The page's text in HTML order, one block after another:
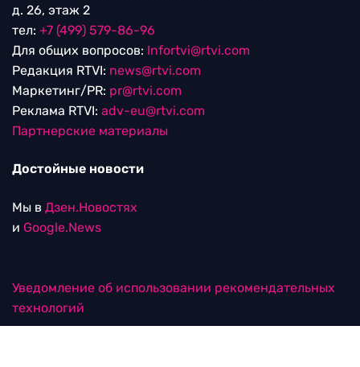
д. 26, этаж 2
тел: +7 (499) 579-86-96
Для общих вопросов: Infortvi@rtvi.com
Редакция RTVI: news@rtvi.com
Маркетинг/PR: pr@rtvi.com
Реклама RTVI: adv-eu@rtvi.com
Партнерские материалы
Достойные новости
Мы в Дзен.Новостях
и Google.News
Уведомление об использовании рекомендательных
технологий